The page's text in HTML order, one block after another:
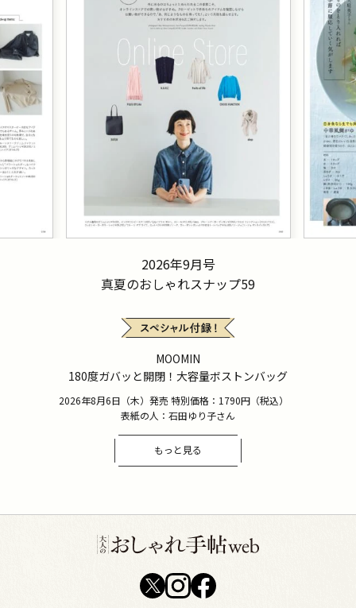
2026年9月号
真夏のおしゃれスナップ59
MOOMIN
180度ガバッと開閉！大容量ボストンバッグ
2026年8月6日（木）発売 特別価格：1790円（税込）
表紙の人：石田ゆり子さん
もっと見る